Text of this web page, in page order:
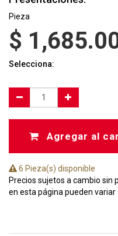
Pieza
$
Selecciona:
Agregar al
6 Pieza(s) disponible
Precios sujetos a cambio sin
en esta página pueden variar